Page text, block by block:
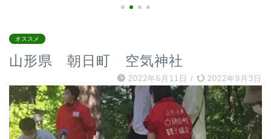
オススメ
山形県 朝日町 空気神社
2022年6月11日 / 2022年9月3日